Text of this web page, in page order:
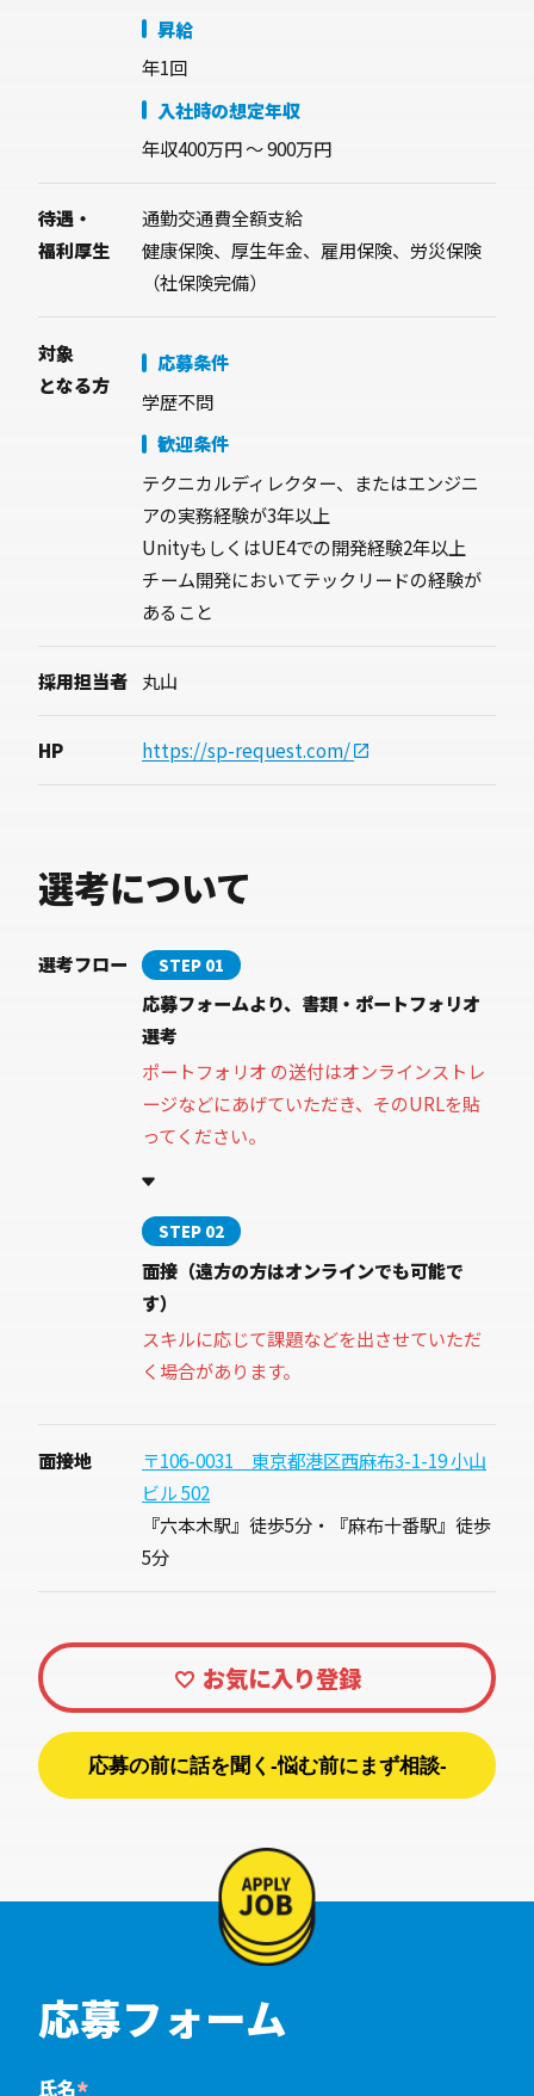
昇給
年1回
入社時の想定年収
年収400万円 〜 900万円
待遇・
福利厚生
通勤交通費全額支給
健康保険、厚生年金、雇用保険、労災保険
（社保険完備）
対象
となる方
応募条件
学歴不問
歓迎条件
テクニカルディレクター、またはエンジニ
アの実務経験が3年以上
UnityもしくはUE4での開発経験2年以上
チーム開発においてテックリードの経験が
あること
採用担当者 丸山
HP https://sp-request.com/
選考について
選考フロー STEP 01
応募フォームより、書類・ポートフォリオ
選考
ポートフォリオ の送付はオンラインストレ
ージなどにあげていただき、そのURLを貼
ってください。
STEP 02
面接（遠方の方はオンラインでも可能で
す）
スキルに応じて課題などを出させていただ
く場合があります。
面接地
〒106-0031 東京都港区西麻布3-1-19 小山
ビル 502
『六本木駅』徒歩5分・『麻布十番駅』徒歩
5分
応募の前に話を聞く-悩む前にまず相談-
応募フォーム
氏名